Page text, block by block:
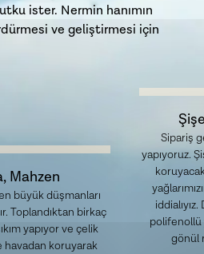
ister. Nermin hanımın
ve geliştirmesi için
Mahzen
büyük düşmanları
Toplandıktan birkaç
yapıyor ve çelik
havadan koruyarak
Sipariş
yapıyoruz.
polifenollü
gönül